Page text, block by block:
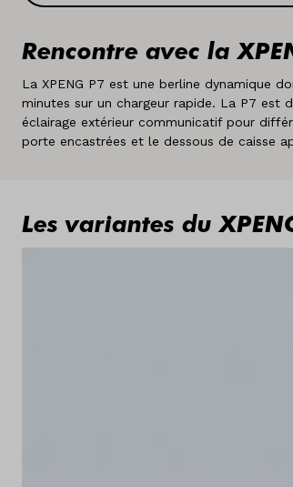
Rencontre avec la
La XPENG P7 est une berline dynamique
minutes sur un chargeur rapide. La P7 est
éclairage extérieur communicatif pour
porte encastrées et le dessous de caisse
Les variantes du